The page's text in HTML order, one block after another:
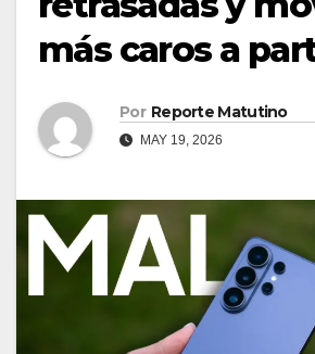
más caros a
Por Reporte Matutino
MAY 19, 2026